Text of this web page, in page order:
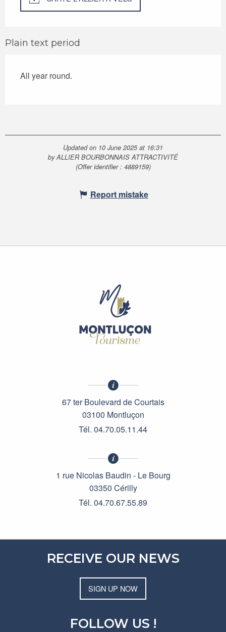
Plain text period
All year round.
Updated on 10 June 2025 at 16:31
by ALLIER BOURBONNAIS ATTRACTIVITÉ
(Offer identifier : 4889159)
Report mistake
67 ter Boulevard de Courtais
03100 Montluçon
Tél. 04.70.05.11.44
1 rue Nicolas Baudin - Le Bourg
03350 Cérilly
Tél. 04.70.67.55.89
RECEIVE OUR NEWS
SIGN UP NOW
FOLLOW US !